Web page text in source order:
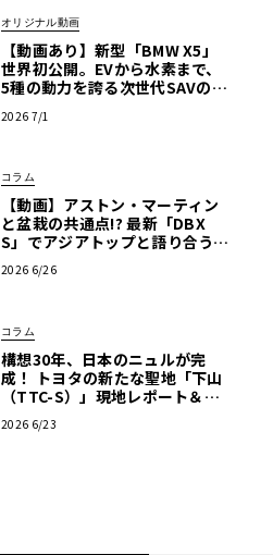
オリジナル動画
【動画あり】新型「BMW X5」
世界初公開。EVから水素まで、
5種の動力を誇る次世代SAVの実
2026 7/1
コラム
【動画】アストン・マーティン
と盆栽の共通点!? 最新「DBX
S」でアジアトップと語り合う東
コベイワセテ 番外編】
2026 6/26
コラム
構想30年、日本のニュルが完
成！ トヨタの新たな聖地「下山
（TTC-S）」現地レポート＆新
2026 6/23